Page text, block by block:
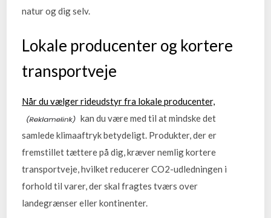
natur og dig selv.
Lokale producenter og kortere
transportveje
Når du vælger rideudstyr fra lokale producenter,
kan du være med til at mindske det
samlede klimaaftryk betydeligt. Produkter, der er
fremstillet tættere på dig, kræver nemlig kortere
transportveje, hvilket reducerer CO2-udledningen i
forhold til varer, der skal fragtes tværs over
landegrænser eller kontinenter.